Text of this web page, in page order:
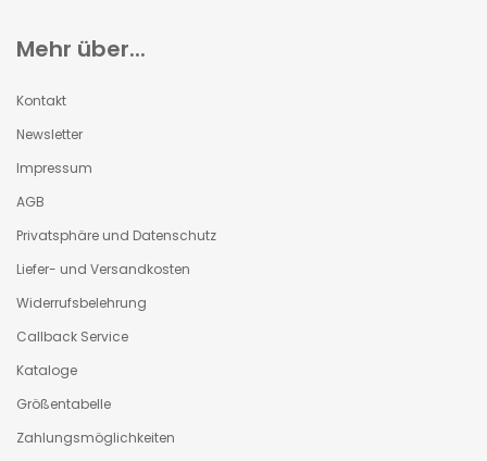
Mehr über...
Kontakt
Newsletter
Impressum
AGB
Privatsphäre und Datenschutz
Liefer- und Versandkosten
Widerrufsbelehrung
Callback Service
Kataloge
Größentabelle
Zahlungsmöglichkeiten